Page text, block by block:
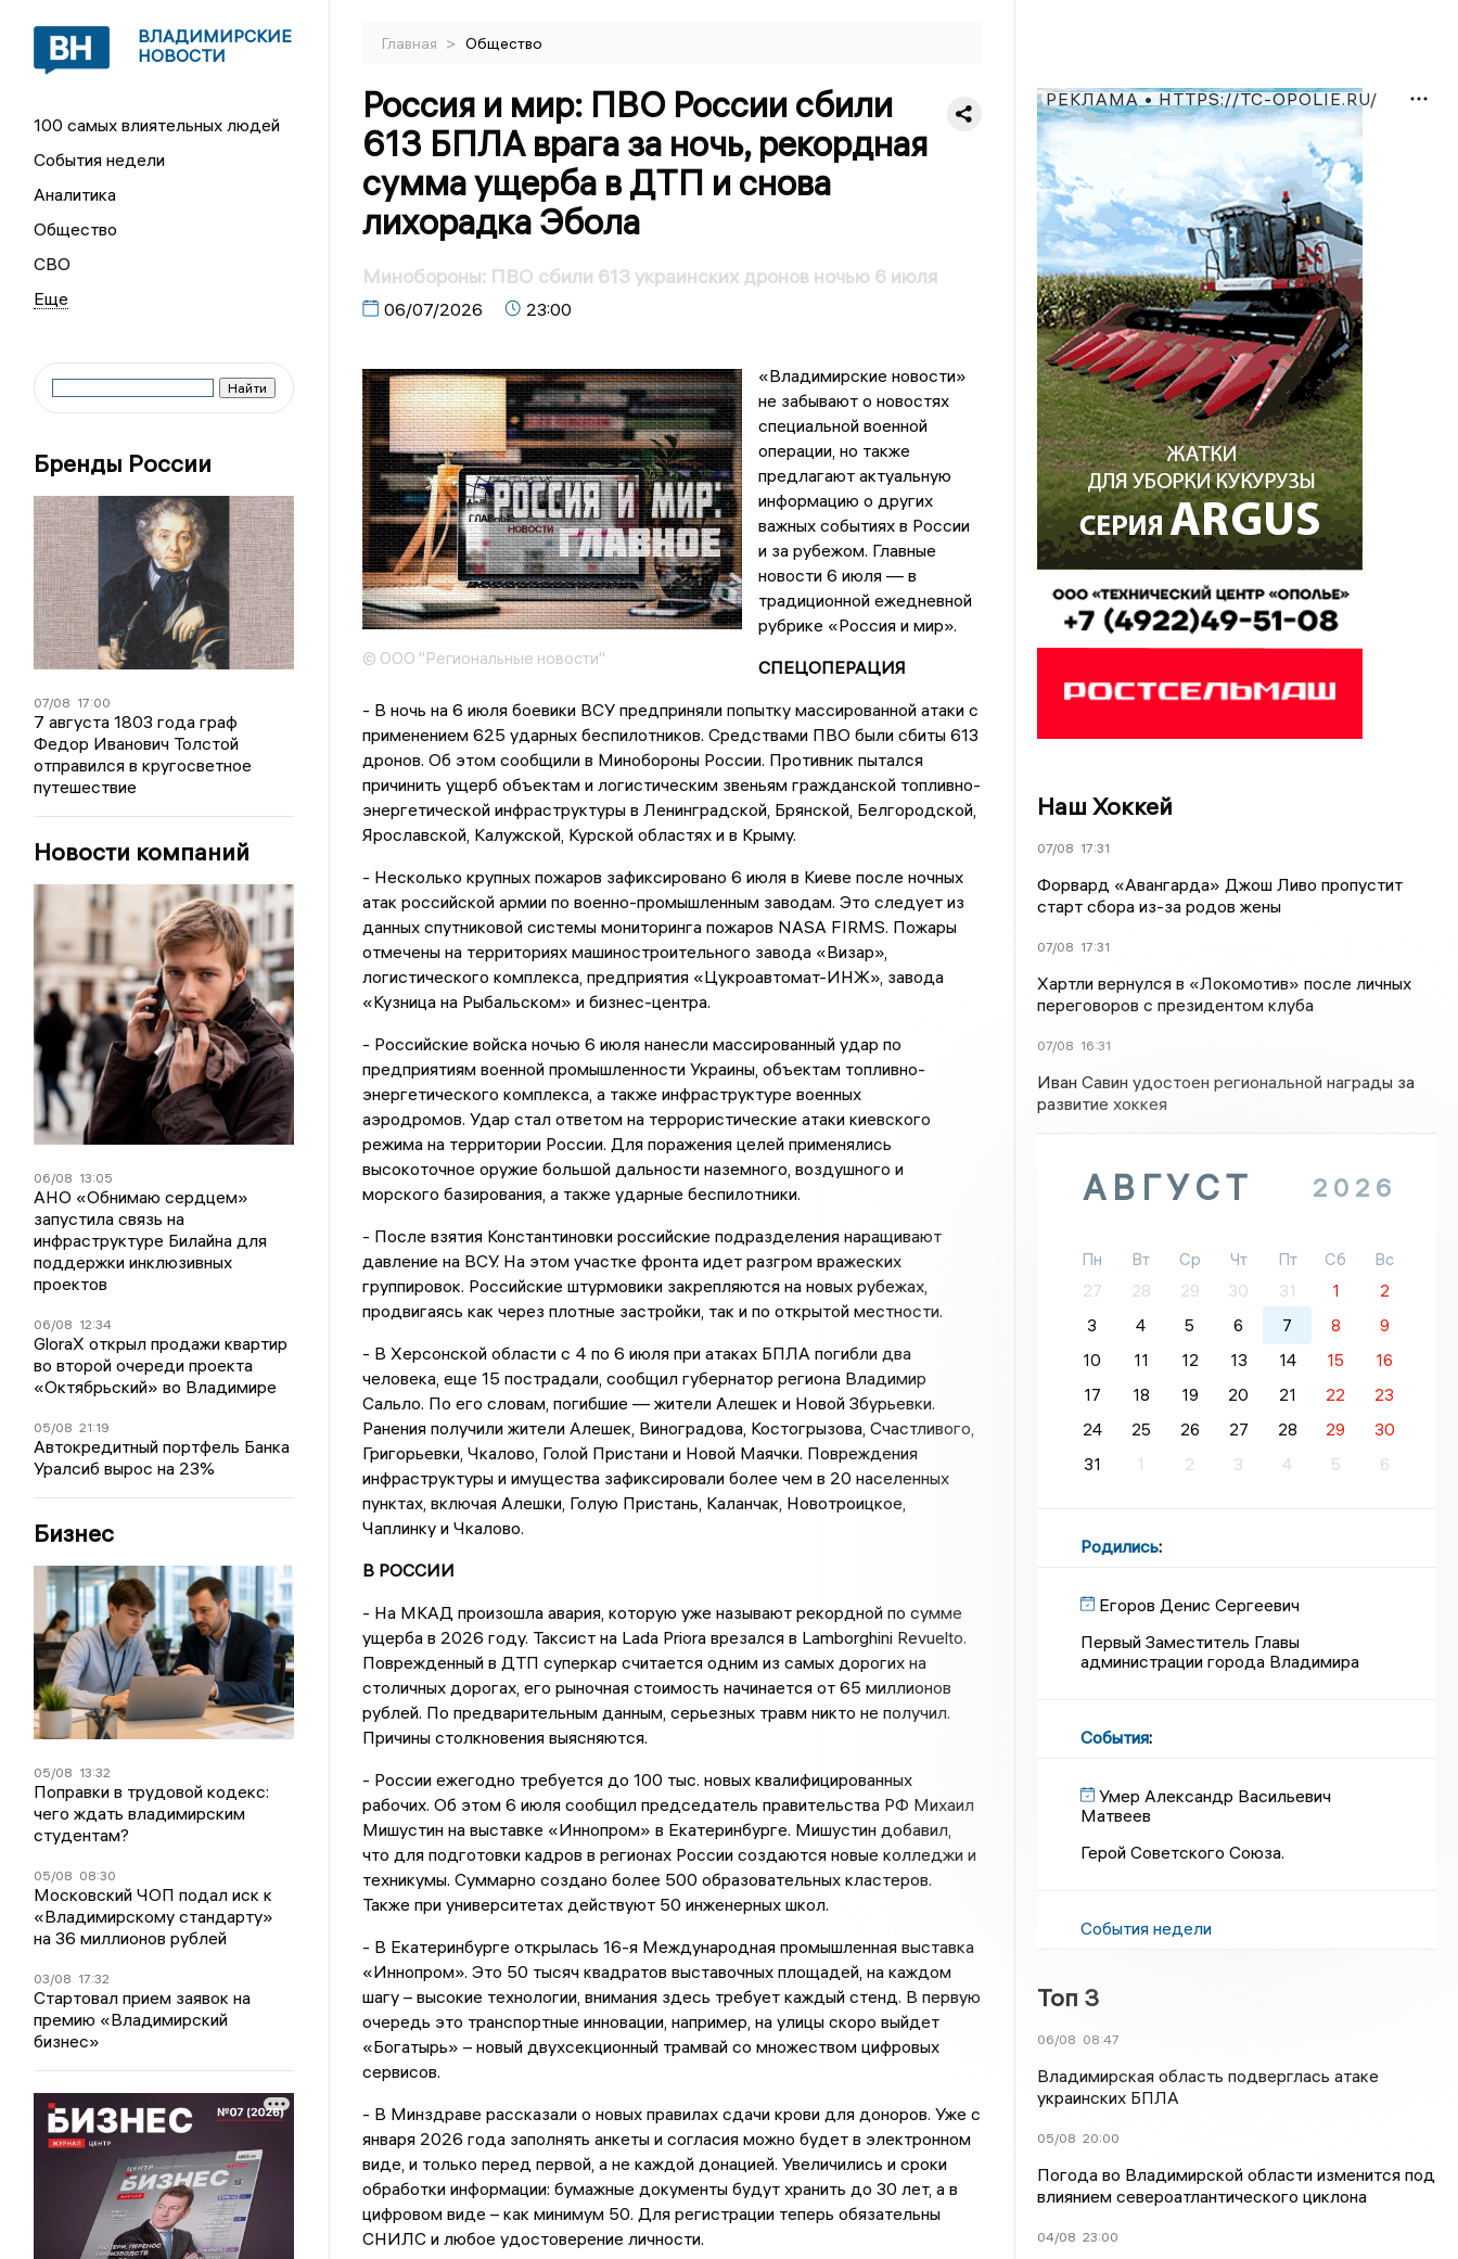
ВЛАДИМИРСКИЕ
НОВОСТИ
100 самых влиятельных людей
События недели
Аналитика
Общество
СВО
Бренды России
07/08 17:00
7 августа 1803 года граф
Федор Иванович Толстой
отправился в кругосветное
путешествие
Новости компаний
06/08 13:05
АНО «Обнимаю сердцем»
запустила связь на
инфраструктуре Билайна для
поддержки инклюзивных
проектов
06/08 12:34
GloraX открыл продажи квартир
во второй очереди проекта
«Октябрьский» во Владимире
05/08 21:19
Автокредитный портфель Банка
Уралсиб вырос на 23%
Бизнес
05/08 13:32
Поправки в трудовой кодекс:
чего ждать владимирским
студентам?
05/08 08:30
Московский ЧОП подал иск к
«Владимирскому стандарту»
на 36 миллионов рублей
03/08 17:32
Стартовал прием заявок на
премию «Владимирский
бизнес»
Главная > Общество
Россия и мир: ПВО России сбили
613 БПЛА врага за ночь, рекордная
сумма ущерба в ДТП и снова
лихорадка Эбола
Минобороны: ПВО сбили 613 украинских дронов ночью 6 июля
06/07/2026 23:00
© ООО "Региональные новости"
«Владимирские новости»
не забывают о новостях
специальной военной
операции, но также
предлагают актуальную
информацию о других
важных событиях в России
и за рубежом. Главные
новости 6 июля — в
традиционной ежедневной
рубрике «Россия и мир».
СПЕЦОПЕРАЦИЯ
- В ночь на 6 июля боевики ВСУ предприняли попытку массированной атаки с
применением 625 ударных беспилотников. Средствами ПВО были сбиты 613
дронов. Об этом сообщили в Минобороны России. Противник пытался
причинить ущерб объектам и логистическим звеньям гражданской топливно-
энергетической инфраструктуры в Ленинградской, Брянской, Белгородской,
Ярославской, Калужской, Курской областях и в Крыму.
- Несколько крупных пожаров зафиксировано 6 июля в Киеве после ночных
атак российской армии по военно-промышленным заводам. Это следует из
данных спутниковой системы мониторинга пожаров NASA FIRMS. Пожары
отмечены на территориях машиностроительного завода «Визар»,
логистического комплекса, предприятия «Цукроавтомат-ИНЖ», завода
«Кузница на Рыбальском» и бизнес-центра.
- Российские войска ночью 6 июля нанесли массированный удар по
предприятиям военной промышленности Украины, объектам топливно-
энергетического комплекса, а также инфраструктуре военных
аэродромов. Удар стал ответом на террористические атаки киевского
режима на территории России. Для поражения целей применялись
высокоточное оружие большой дальности наземного, воздушного и
морского базирования, а также ударные беспилотники.
- После взятия Константиновки российские подразделения наращивают
давление на ВСУ. На этом участке фронта идет разгром вражеских
группировок. Российские штурмовики закрепляются на новых рубежах,
продвигаясь как через плотные застройки, так и по открытой местности.
- В Херсонской области с 4 по 6 июля при атаках БПЛА погибли два
человека, еще 15 пострадали, сообщил губернатор региона Владимир
Сальло. По его словам, погибшие — жители Алешек и Новой Збурьевки.
Ранения получили жители Алешек, Виноградова, Костогрызова, Счастливого,
Григорьевки, Чкалово, Голой Пристани и Новой Маячки. Повреждения
инфраструктуры и имущества зафиксировали более чем в 20 населенных
пунктах, включая Алешки, Голую Пристань, Каланчак, Новотроицкое,
Чаплинку и Чкалово.
В РОССИИ
- На МКАД произошла авария, которую уже называют рекордной по сумме
ущерба в 2026 году. Таксист на Lada Priora врезался в Lamborghini Revuelto.
Поврежденный в ДТП суперкар считается одним из самых дорогих на
столичных дорогах, его рыночная стоимость начинается от 65 миллионов
рублей. По предварительным данным, серьезных травм никто не получил.
Причины столкновения выясняются.
- России ежегодно требуется до 100 тыс. новых квалифицированных
рабочих. Об этом 6 июля сообщил председатель правительства РФ Михаил
Мишустин на выставке «Иннопром» в Екатеринбурге. Мишустин добавил,
что для подготовки кадров в регионах России создаются новые колледжи и
техникумы. Суммарно создано более 500 образовательных кластеров.
Также при университетах действуют 50 инженерных школ.
- В Екатеринбурге открылась 16-я Международная промышленная выставка
«Иннопром». Это 50 тысяч квадратов выставочных площадей, на каждом
шагу – высокие технологии, внимания здесь требует каждый стенд. В первую
очередь это транспортные инновации, например, на улицы скоро выйдет
«Богатырь» – новый двухсекционный трамвай со множеством цифровых
сервисов.
- В Минздраве рассказали о новых правилах сдачи крови для доноров. Уже с
января 2026 года заполнять анкеты и согласия можно будет в электронном
виде, и только перед первой, а не каждой донацией. Увеличились и сроки
обработки информации: бумажные документы будут хранить до 30 лет, а в
цифровом виде – как минимум 50. Для регистрации теперь обязательны
СНИЛС и любое удостоверение личности.
РЕКЛАМА • HTTPS://TC-OPOLIE.RU/
Наш Хоккей
07/08 17:31
Форвард «Авангарда» Джош Ливо пропустит
старт сбора из-за родов жены
07/08 17:31
Хартли вернулся в «Локомотив» после личных
переговоров с президентом клуба
07/08 16:31
Иван Савин удостоен региональной награды за
развитие хоккея
АВГУСТ 2026
Пн Вт Ср Чт Пт Сб
Вс
27
28 29 30 31 1
2
3
4 5 6 7 8
9
10
11 12 13 14 15
16
17
18 19 20 21 22
23
24
25 26 27 28 29
30
31
1 2 3 4 5 6
Родились:
Егоров Денис Сергеевич
Первый Заместитель Главы
администрации города Владимира
События:
Умер Александр Васильевич
Матвеев
Герой Советского Союза.
События недели
Топ 3
06/08 08:47
Владимирская область подверглась атаке
украинских БПЛА
05/08 20:00
Погода во Владимирской области изменится под
влиянием североатлантического циклона
04/08 23:00